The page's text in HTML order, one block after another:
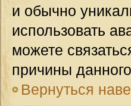
и обычно
использовать
можете
причины
Вернуться